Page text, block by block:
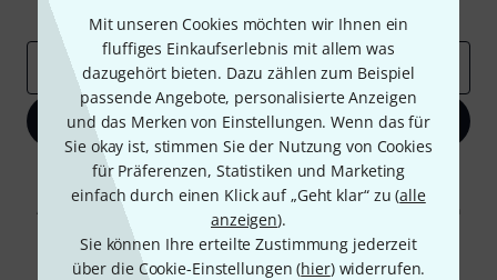
Mit unseren Cookies möchten wir Ihnen ein
fluffiges Einkaufserlebnis mit allem was
dazugehört bieten. Dazu zählen zum Beispiel
passende Angebote, personalisierte Anzeigen
und das Merken von Einstellungen. Wenn das für
Sie okay ist, stimmen Sie der Nutzung von Cookies
für Präferenzen, Statistiken und Marketing
einfach durch einen Klick auf „Geht klar“ zu (alle
anzeigen).
Sie können Ihre erteilte Zustimmung jederzeit
über die Cookie-Einstellungen (hier) widerrufen.
E-Mail-Adresse*
Jetzt anmelden
Mit Klick auf „Jetzt anmelden“ stimmen Sie dem Erhalt von E-Mail-
Werbung und einer Messung des E-Mail-Nutzungsverhaltens zu. Die
Abmeldung ist jederzeit möglich. Weitere Informationen finden Sie in
Datenschutzhinweisen
* Pflichtfeld